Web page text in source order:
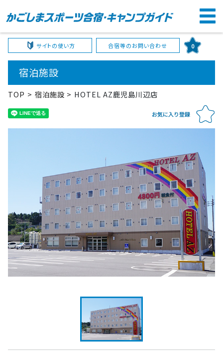
サイトの使い方 合宿等のお問い合わせ 0
宿泊施設
TOP 宿泊施設 HOTEL AZ鹿児島川辺店